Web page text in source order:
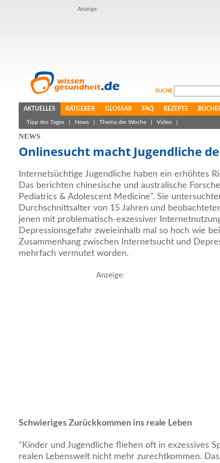
Anzeige:
SUCHE
AKTUELLES RATGEBER GLOSSAR FAQ REZEPTE
Tipp des Tages News Thema der Woche Video
NEWS
Onlinesucht macht Jugendliche
Internetsüchtige Jugendliche haben ein erhöhtes
Das berichten chinesische und australische
Pediatrics & Adolescent Medicine". Sie
Durchschnittsalter von 15 Jahren und
jenen mit problematisch-exzessiver
Depressionsgefahr zweieinhalb mal so hoch wie
Zusammenhang zwischen Internetsucht und
mehrfach vermutet worden.
Anzeige:
Schwieriges Zurückkommen ins reale Leben
"Kinder und Jugendliche fliehen oft in exzessives
realen Lebenswelt nicht mehr zurechtkommen.